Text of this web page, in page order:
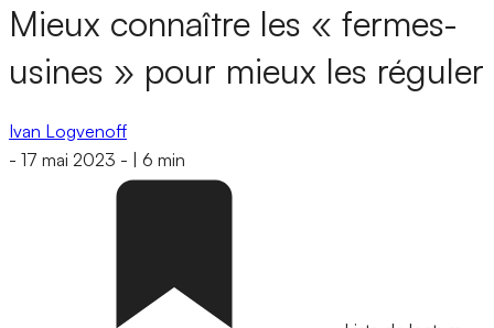
Mieux connaître les « fermes-
usines » pour mieux les réguler
Ivan Logvenoff
- 17 mai 2023 - 6 min